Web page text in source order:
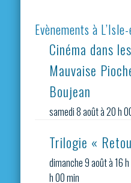
Evènements à
Cinéma dans
Mauvaise
Boujean
samedi 8 août à 20 h
Trilogie «
dimanche 9 août à 16
h 00 min